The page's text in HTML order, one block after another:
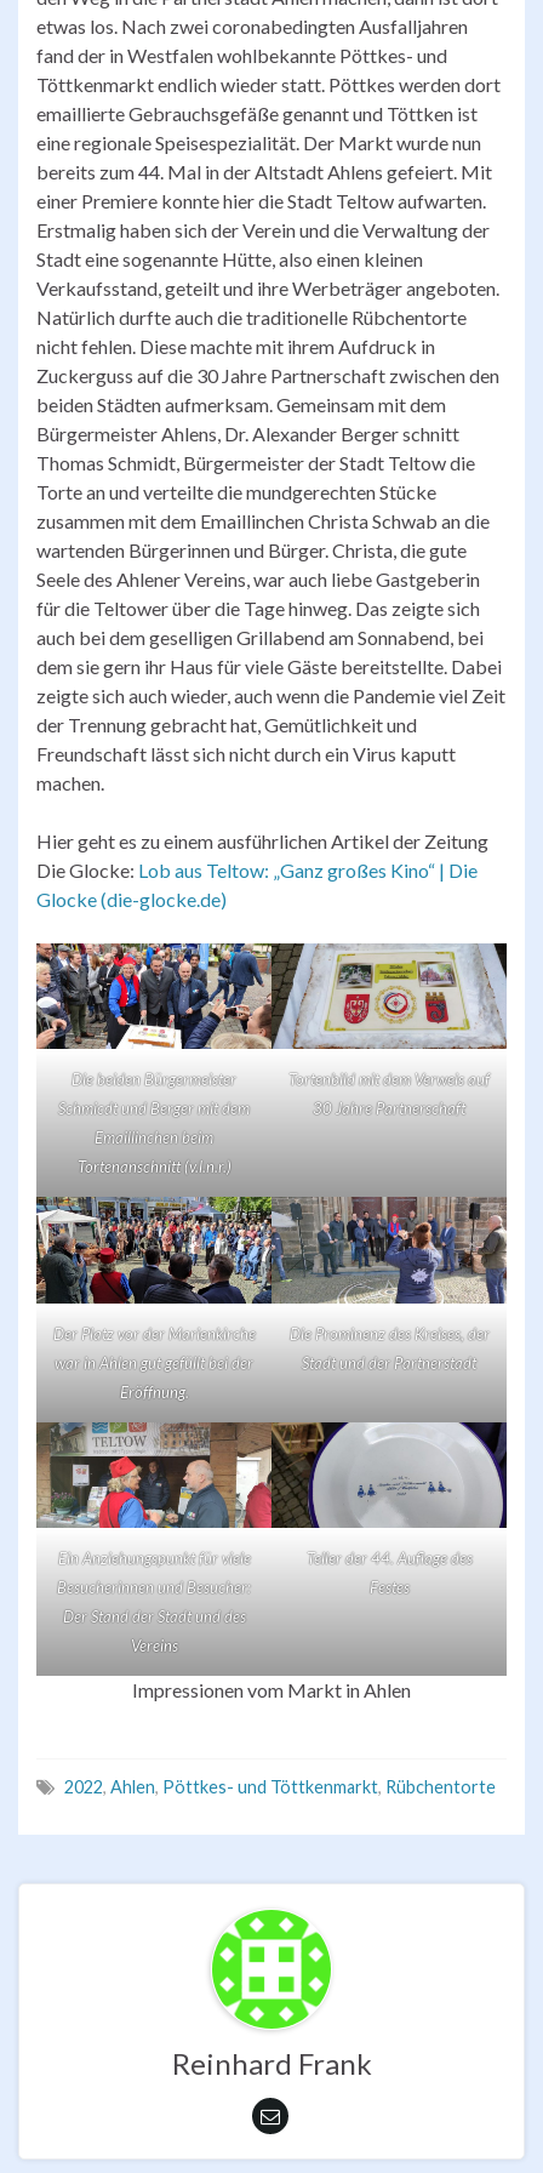
etwas los. Nach zwei coronabedingten Ausfalljahren
fand der in Westfalen wohlbekannte Pöttkes- und
Töttkenmarkt endlich wieder statt. Pöttkes werden dort
emaillierte Gebrauchsgefäße genannt und Töttken ist
eine regionale Speisespezialität. Der Markt wurde nun
bereits zum 44. Mal in der Altstadt Ahlens gefeiert. Mit
einer Premiere konnte hier die Stadt Teltow aufwarten.
Erstmalig haben sich der Verein und die Verwaltung der
Stadt eine sogenannte Hütte, also einen kleinen
Verkaufsstand, geteilt und ihre Werbeträger angeboten.
Natürlich durfte auch die traditionelle Rübchentorte
nicht fehlen. Diese machte mit ihrem Aufdruck in
Zuckerguss auf die 30 Jahre Partnerschaft zwischen den
beiden Städten aufmerksam. Gemeinsam mit dem
Bürgermeister Ahlens, Dr. Alexander Berger schnitt
Thomas Schmidt, Bürgermeister der Stadt Teltow die
Torte an und verteilte die mundgerechten Stücke
zusammen mit dem Emaillinchen Christa Schwab an die
wartenden Bürgerinnen und Bürger. Christa, die gute
Seele des Ahlener Vereins, war auch liebe Gastgeberin
für die Teltower über die Tage hinweg. Das zeigte sich
auch bei dem geselligen Grillabend am Sonnabend, bei
dem sie gern ihr Haus für viele Gäste bereitstellte. Dabei
zeigte sich auch wieder, auch wenn die Pandemie viel Zeit
der Trennung gebracht hat, Gemütlichkeit und
Freundschaft lässt sich nicht durch ein Virus kaputt
machen.
Hier geht es zu einem ausführlichen Artikel der Zeitung
Die Glocke: Lob aus Teltow: „Ganz großes Kino“ | Die
Glocke (die-glocke.de)
Die beiden Bürgermeister
Schmicdt und Berger mit dem
Emaillinchen beim
Tortenanschnitt (v.l.n.r.)
Tortenbild mit dem Verweis auf
30 Jahre Partnerschaft
Der Platz vor der Marienkirche
war in Ahlen gut gefüllt bei der
Eröffnung.
Die Prominenz des Kreises, der
Stadt und der Partnerstadt
Ein Anziehungspunkt für viele
Besucherinnen und Besucher:
Der Stand der Stadt und des
Vereins
Teller der 44. Auflage des
Festes
Impressionen vom Markt in Ahlen
2022, Ahlen, Pöttkes- und Töttkenmarkt, Rübchentorte
Reinhard Frank